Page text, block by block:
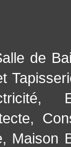
de
,
,
, Maison